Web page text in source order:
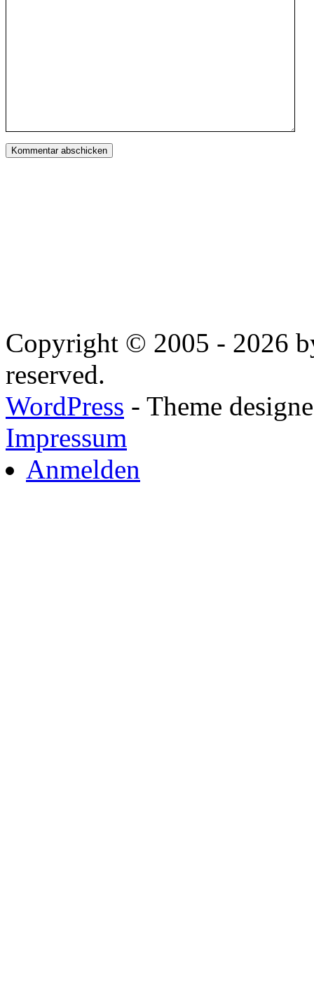
Copyright © 2005 - 2026
reserved.
WordPress - Theme
Impressum
Anmelden